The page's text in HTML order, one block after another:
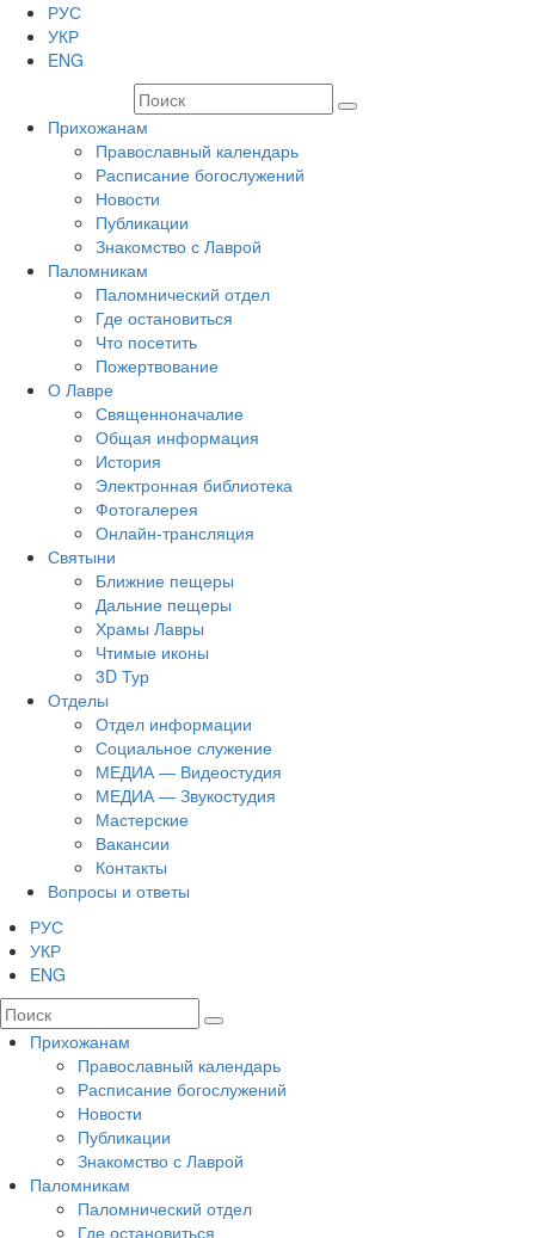
РУС
УКР
ENG
Прихожанам
Православный календарь
Расписание богослужений
Новости
Публикации
Знакомство с Лаврой
Паломникам
Паломнический отдел
Где остановиться
Что посетить
Пожертвование
О Лавре
Священноначалие
Общая информация
История
Электронная библиотека
Фотогалерея
Онлайн-трансляция
Святыни
Ближние пещеры
Дальние пещеры
Храмы Лавры
Чтимые иконы
3D Тур
Отделы
Отдел информации
Социальное служение
МЕДИА — Видеостудия
МЕДИА — Звукостудия
Мастерские
Вакансии
Контакты
Вопросы и ответы
РУС
УКР
ENG
Прихожанам
Православный календарь
Расписание богослужений
Новости
Публикации
Знакомство с Лаврой
Паломникам
Паломнический отдел
Где остановиться